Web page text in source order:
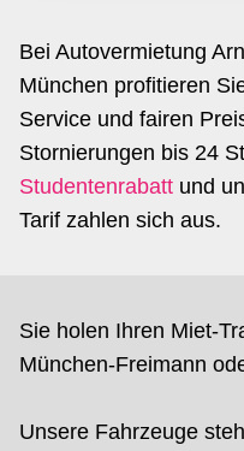
Bei Autovermietung
München profitieren
Service und fairen
Stornierungen bis 24
Studentenrabatt und
Tarif zahlen sich aus.
Sie holen Ihren Miet-
München-Freimann
Unsere Fahrzeuge